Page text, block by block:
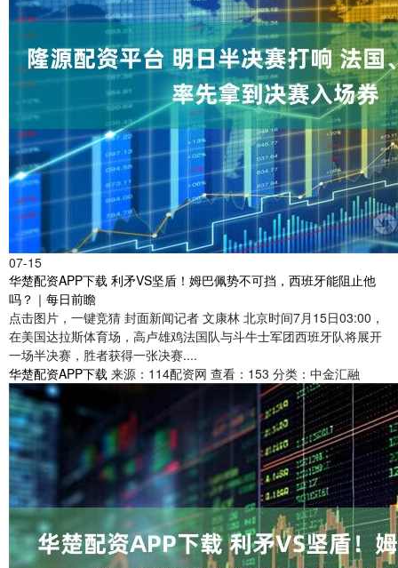
07-15
华楚配资APP下载 利矛VS坚盾！姆巴佩势不可挡，西班牙能阻止他
吗？｜每日前瞻
点击图片，一键竞猜 封面新闻记者 文康林 北京时间7月15日03:00，
在美国达拉斯体育场，高卢雄鸡法国队与斗牛士军团西班牙队将展开
一场半决赛，胜者获得一张决赛....
华楚配资APP下载 来源：114配资网 查看：153 分类：中金汇融